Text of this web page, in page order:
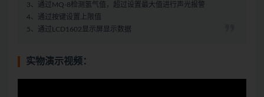
3、通过MQ-8检测氢气值，超过设置最大值进行声光报警
4、通过按键设置上限值
5、通过LCD1602显示屏显示数据
实物演示视频：